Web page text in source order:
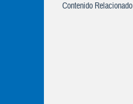
Contenido Relacionado